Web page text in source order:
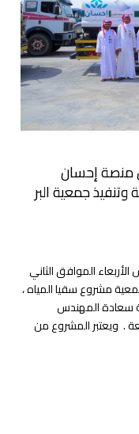
منصة إحسان
جمعية البر
الموافق الثاني
مشروع سقيا المياه ،
سعادة المهندس
. ويعتبر المشروع من